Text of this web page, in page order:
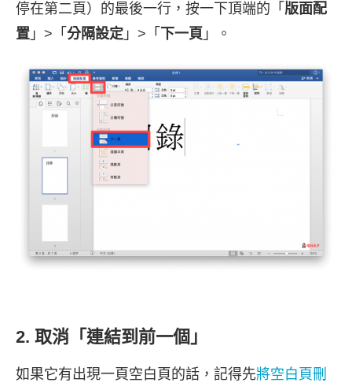
停在第二頁）的最後一行，按一下頂端的「 版面配
置 」>「 分隔設定 」>「 下一頁 」。
2. 取消「連結到前一個」
如果它有出現一頁空白頁的話，記得先將空白頁刪